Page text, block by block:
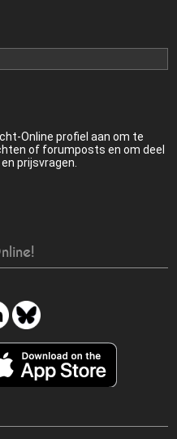
Online profiel aan om te
of forumposts en om deel
prijsvragen.